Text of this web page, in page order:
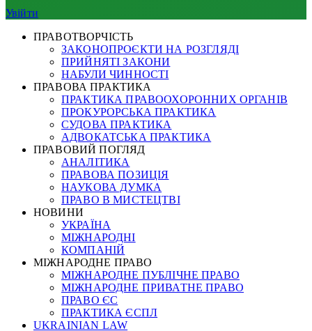
Увійти
ПРАВОТВОРЧІСТЬ
ЗАКОНОПРОЄКТИ НА РОЗГЛЯДІ
ПРИЙНЯТІ ЗАКОНИ
НАБУЛИ ЧИННОСТІ
ПРАВОВА ПРАКТИКА
ПРАКТИКА ПРАВООХОРОННИХ ОРГАНІВ
ПРОКУРОРСЬКА ПРАКТИКА
СУДОВА ПРАКТИКА
АДВОКАТСЬКА ПРАКТИКА
ПРАВОВИЙ ПОГЛЯД
АНАЛІТИКА
ПРАВОВА ПОЗИЦІЯ
НАУКОВА ДУМКА
ПРАВО В МИСТЕЦТВІ
НОВИНИ
УКРАЇНА
МІЖНАРОДНІ
КОМПАНІЙ
МІЖНАРОДНЕ ПРАВО
МІЖНАРОДНЕ ПУБЛІЧНЕ ПРАВО
МІЖНАРОДНЕ ПРИВАТНЕ ПРАВО
ПРАВО ЄС
ПРАКТИКА ЄСПЛ
UKRAINIAN LAW